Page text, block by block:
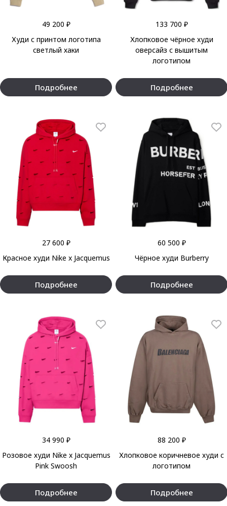
49 200 ₽
Худи с принтом логотипа
светлый хаки
Подробнее
133 700 ₽
Хлопковое чёрное худи
оверсайз с вышитым
логотипом
Подробнее
27 600 ₽
Красное худи Nike x Jacquemus
Подробнее
60 500 ₽
Чёрное худи Burberry
Подробнее
34 990 ₽
Розовое худи Nike x Jacquemus
Pink Swoosh
Подробнее
88 200 ₽
Хлопковое коричневое худи с
логотипом
Подробнее